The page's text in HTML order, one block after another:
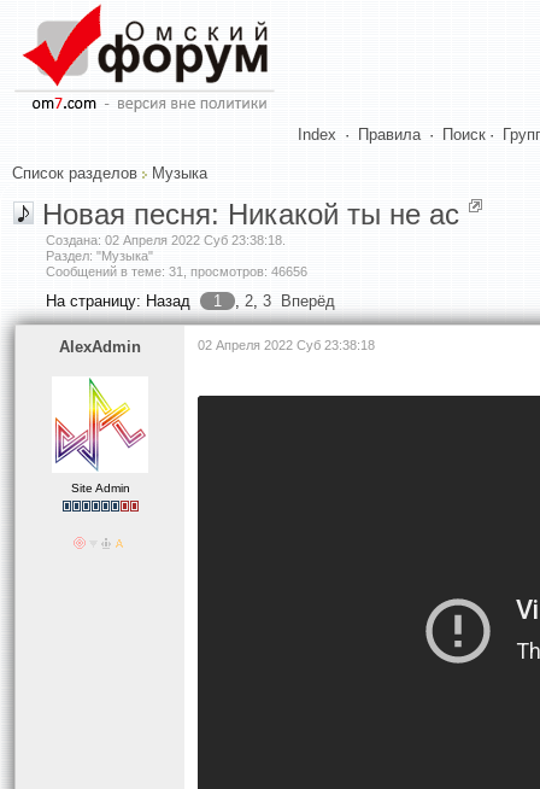
Index · Правила · Поиск ·
Список разделов Музыка
Новая песня: Никакой ты не ас
Создана: 02 Апреля 2022 Суб 23:38:18
Раздел: "Музыка"
Сообщений в теме: 31, просмотров: 46656
На страницу: Назад 1 , 2, 3 Вперёд
AlexAdmin
Site Admin
02 Апреля 2022 Суб 23:38:18